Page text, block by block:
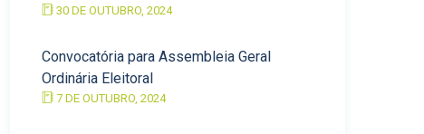
30 DE OUTUBRO, 2024
Convocatória para Assembleia Geral
Ordinária Eleitoral
7 DE OUTUBRO, 2024